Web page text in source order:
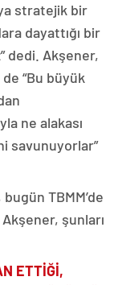
stratejik bir
dayattığı bir
dedi. Akşener,
“Bu büyük
ne alakası
savunuyorlar”
TBMM’de
şunları
ETTİĞİ,